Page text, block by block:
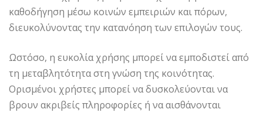
καθοδήγηση μέσω κοινών εμπειριών και πόρων,
διευκολύνοντας την κατανόηση των επιλογών τους.
Ωστόσο, η ευκολία χρήσης μπορεί να εμποδιστεί από
τη μεταβλητότητα στη γνώση της κοινότητας.
Ορισμένοι χρήστες μπορεί να δυσκολεύονται να
βρουν ακριβείς πληροφορίες ή να αισθάνονται